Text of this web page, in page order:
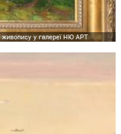
живопису у галереї НЮ АРТ